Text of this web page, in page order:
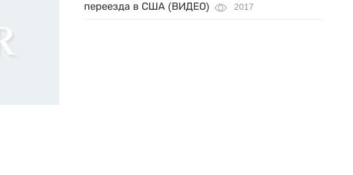
переезда в США (ВИДЕО)
2017